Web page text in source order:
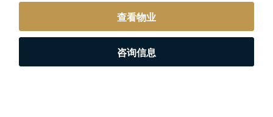
查看物业
咨询信息